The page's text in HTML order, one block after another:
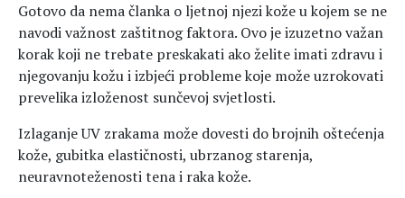
Gotovo da nema članka o ljetnoj njezi kože u kojem se ne
navodi važnost zaštitnog faktora. Ovo je izuzetno važan
korak koji ne trebate preskakati ako želite imati zdravu i
njegovanju kožu i izbjeći probleme koje može uzrokovati
prevelika izloženost sunčevoj svjetlosti.
Izlaganje UV zrakama može dovesti do brojnih oštećenja
kože, gubitka elastičnosti, ubrzanog starenja,
neuravnoteženosti tena i raka kože.